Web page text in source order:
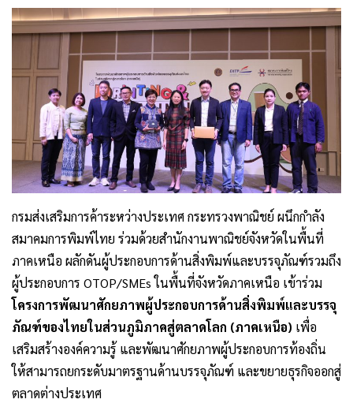
กรมส่งเสริมการค้าระหว่างประเทศ กระทรวงพาณิชย์ ผนึกกำลัง
สมาคมการพิมพ์ไทย ร่วมด้วยสำนักงานพาณิชย์จังหวัดในพื้นที่
ภาคเหนือ ผลักดันผู้ประกอบการด้านสิ่งพิมพ์และบรรจุภัณฑ์รวมถึง
ผู้ประกอบการ OTOP/SMEs ในพื้นที่จังหวัดภาคเหนือ เข้าร่วม
โครงการพัฒนาศักยภาพผู้ประกอบการด้านสิ่งพิมพ์และบรรจุ
ภัณฑ์ของไทยในส่วนภูมิภาคสู่ตลาดโลก (ภาคเหนือ) เพื่อ
เสริมสร้างองค์ความรู้ และพัฒนาศักยภาพผู้ประกอบการท้องถิ่น
ให้สามารถยกระดับมาตรฐานด้านบรรจุภัณฑ์ และขยายธุรกิจออกสู่
ตลาดต่างประเทศ